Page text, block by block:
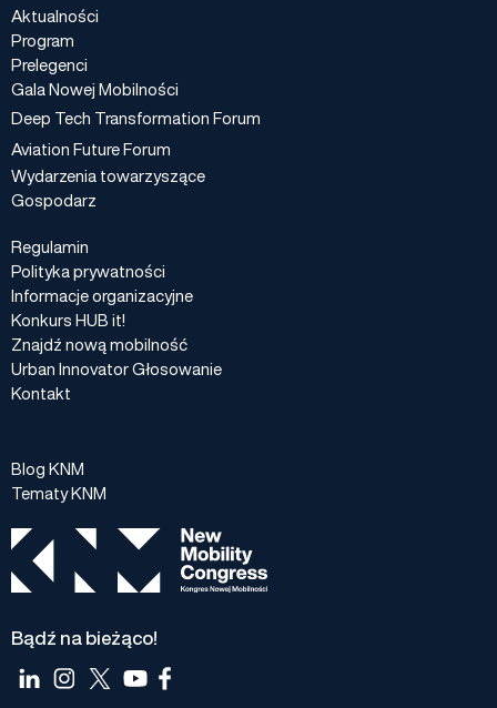
Aktualności
Program
Prelegenci
Gala Nowej Mobilności
Deep Tech Transformation Forum
Aviation Future Forum
Wydarzenia towarzyszące
Gospodarz
Regulamin
Polityka prywatności
Informacje organizacyjne
Konkurs HUB it!
Znajdź nową mobilność
Urban Innovator Głosowanie
Kontakt
Blog KNM
Tematy KNM
Bądź na bieżąco!